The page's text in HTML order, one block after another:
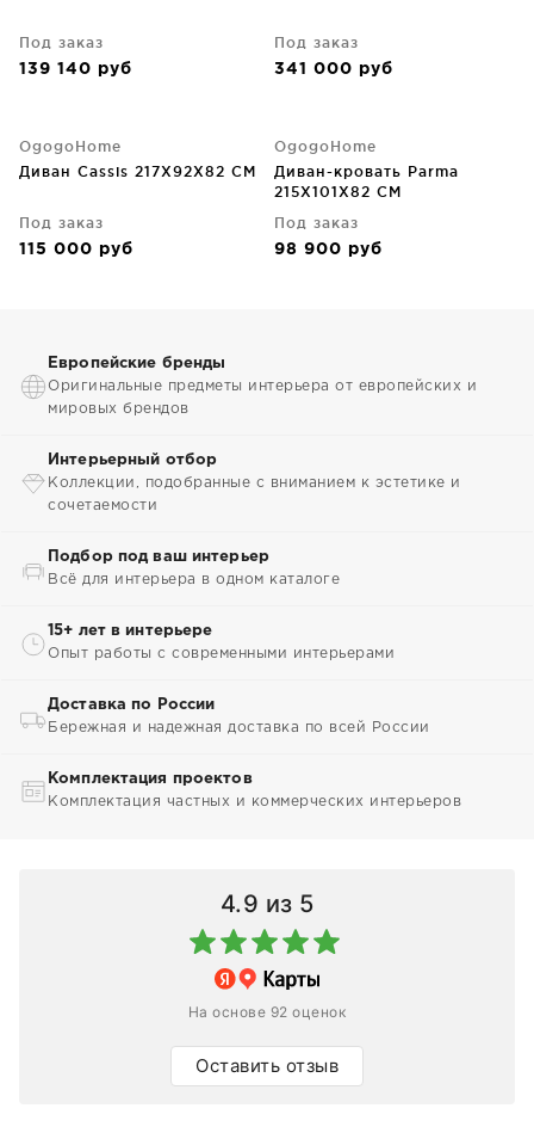
Под заказ
139 140 руб
Под заказ
341 000 руб
OgogoHome
Диван Cassis 217X92X82 CM
Под заказ
115 000 руб
OgogoHome
Диван-кровать Parma
215X101X82 CM
Под заказ
98 900 руб
Европейские бренды
Оригинальные предметы интерьера от европейских и
мировых брендов
Интерьерный отбор
Коллекции, подобранные с вниманием к эстетике и
сочетаемости
Подбор под ваш интерьер
Всё для интерьера в одном каталоге
15+ лет в интерьере
Опыт работы с современными интерьерами
Доставка по России
Бережная и надежная доставка по всей России
Комплектация проектов
Комплектация частных и коммерческих интерьеров
4.9 из 5
На основе 92 оценок
Оставить отзыв